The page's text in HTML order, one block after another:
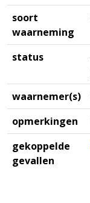
soort
waarneming
status
waarnemer(s)
opmerkingen
gekoppelde
gevallen